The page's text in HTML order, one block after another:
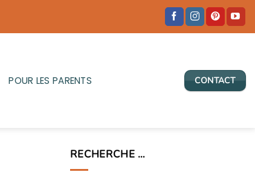
POUR LES PARENTS CONTACT
RECHERCHE …